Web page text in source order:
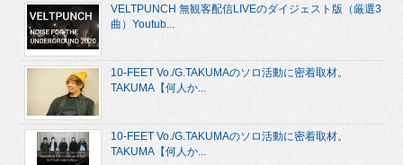
VELTPUNCH 無観客配信LIVEのダイジェスト版（厳選3
曲）Youtub...
10-FEET Vo./G.TAKUMAのソロ活動に密着取材。
TAKUMA【何人か...
10-FEET Vo./G.TAKUMAのソロ活動に密着取材。
TAKUMA【何人か...